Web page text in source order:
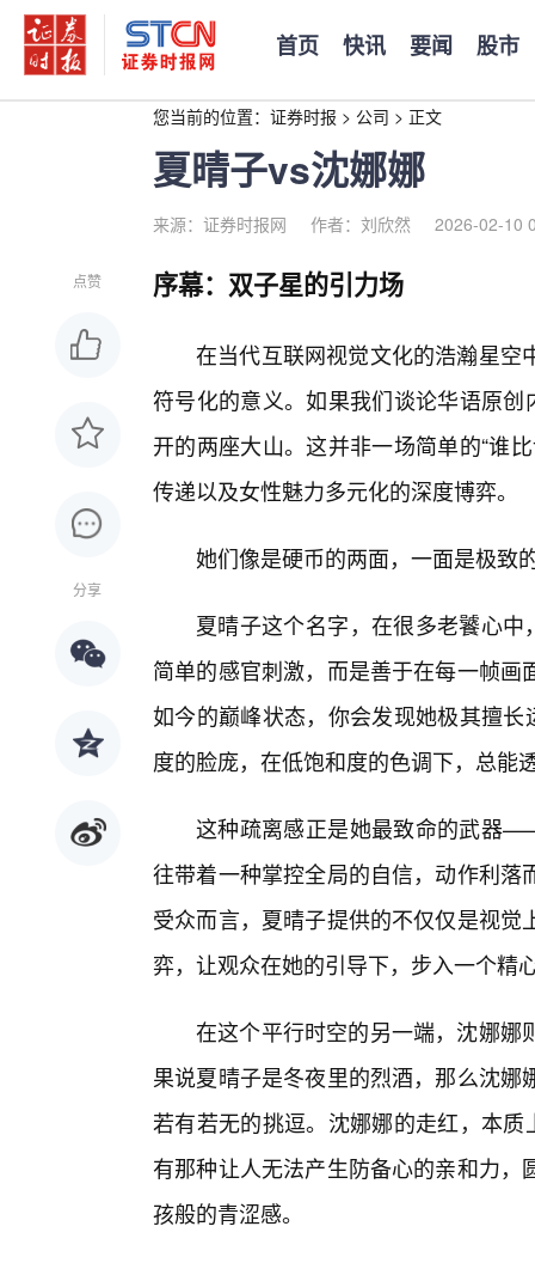
首页 快讯 要闻 股市
您当前的位置： 证券时报 > 公司 > 正文
夏晴子vs沈娜娜
来源：证券时报网 作者：刘欣然 2026-02-10
点赞
分享
序幕：双子星的引力场
在当代互联网视觉文化的浩瀚星空
符号化的意义。如果我们谈论华语原
开的两座大山。这并非一场简单的“谁
传递以及女性魅力多元化的深度博弈。
她们像是硬币的两面，一面是极致
夏晴子这个名字，在很多老饕心中
简单的感官刺激，而是善于在每一帧
如今的巅峰状态，你会发现她极其擅
度的脸庞，在低饱和度的色调下，总能
这种疏离感正是她最致命的武器
往带着一种掌控全局的自信，动作利
受众而言，夏晴子提供的不仅仅是视
弈，让观众在她的引导下，步入一个精
在这个平行时空的另一端，沈娜娜
果说夏晴子是冬夜里的烈酒，那么沈
若有若无的挑逗。沈娜娜的走红，本
有那种让人无法产生防备心的亲和力
孩般的青涩感。